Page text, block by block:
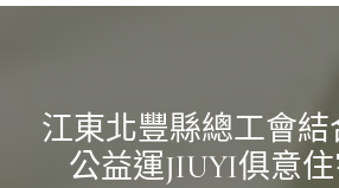
江東北豐縣總工會
公益運JIUYI俱意